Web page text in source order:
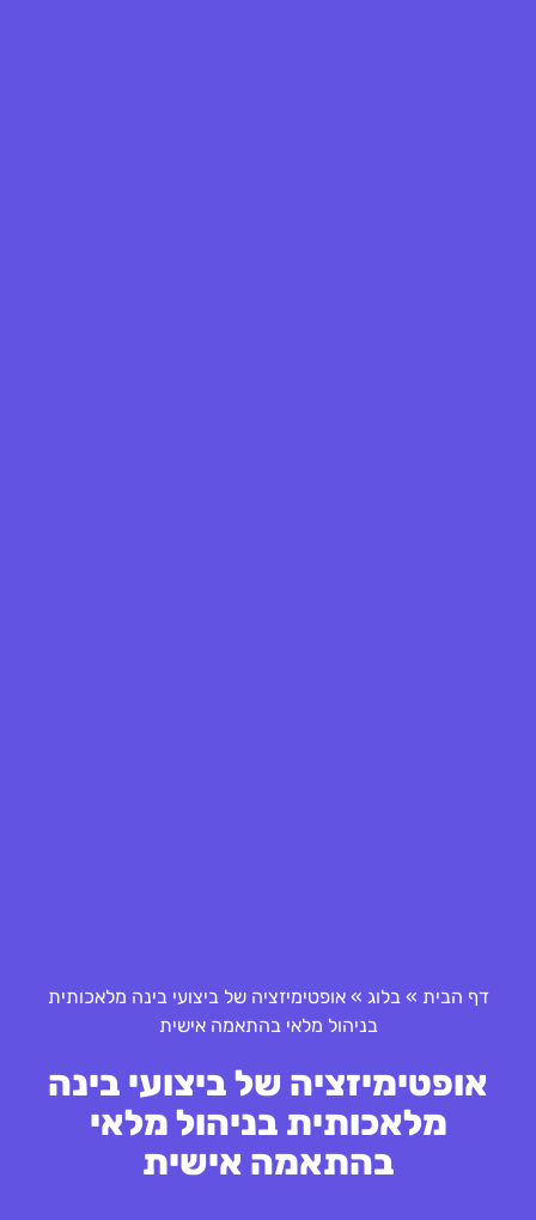
דף הבית »בלוג »אופטימיזציה של ביצועי בינה מלאכותית
בניהול מלאי בהתאמה אישית
אופטימיזציה של ביצועי בינה
מלאכותית בניהול מלאי
בהתאמה אישית